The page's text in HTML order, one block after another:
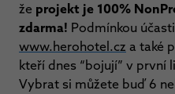
že projekt je 100%
zdarma! Podmínkou
www.herohotel.cz a také
kteří dnes “bojují” v první
Vybrat si můžete buď 6